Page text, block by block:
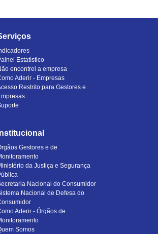
Estatístico
encontrei a empresa
Aderir - Empresas
Restrito para Gestores e
Institucional
Gestores e de
da Justiça e Segurança
Nacional do Consumidor
Nacional de Defesa do
Aderir - Órgãos de
Somos